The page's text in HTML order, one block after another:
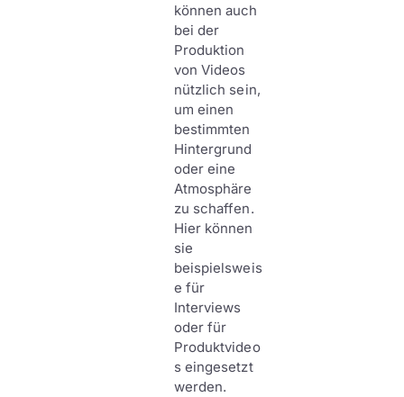
können auch
bei der
Produktion
von Videos
nützlich sein,
um einen
bestimmten
Hintergrund
oder eine
Atmosphäre
zu schaffen.
Hier können
sie
beispielsweis
e für
Interviews
oder für
Produktvideo
s eingesetzt
werden.